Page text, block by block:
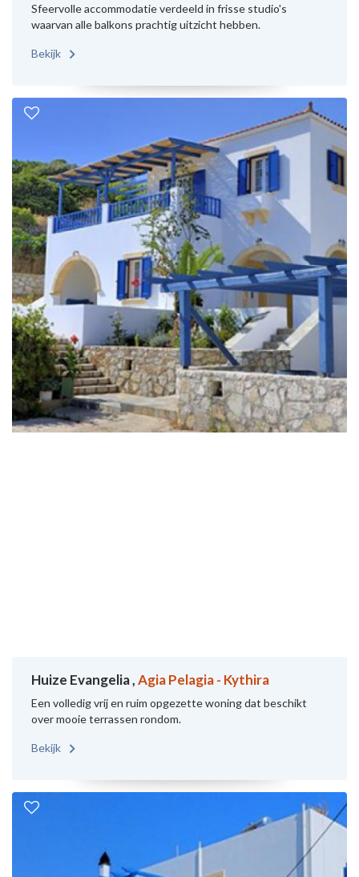
Sfeervolle accommodatie verdeeld in frisse studio's
waarvan alle balkons prachtig uitzicht hebben.
Bekijk
Huize Evangelia ,Agia Pelagia - Kythira
Een volledig vrij en ruim opgezette woning dat beschikt
over mooie terrassen rondom.
Bekijk